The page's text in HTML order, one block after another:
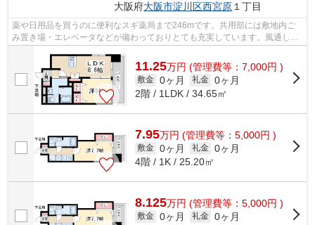
大阪府大阪市淀川区西宮原 １丁目
薬や日用品を買うのに便利なスギ薬局まで246mです。共用部には敷地内ご
み置き場・エレベータなどが備わっておりとても充実しています。風通しが
11.25万円 (管理費等：7,000円 )
敷金 0ヶ月 礼金 0ヶ月
2階 / 1LDK / 34.65㎡
7.95万円 (管理費等：5,000円 )
敷金 0ヶ月 礼金 0ヶ月
4階 / 1K / 25.20㎡
8.125万円 (管理費等：5,000円 )
敷金 0ヶ月 礼金 0ヶ月